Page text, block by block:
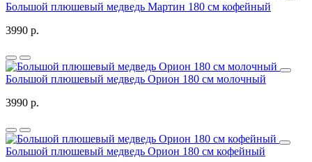
Большой плюшевый медведь Мартин 180 см кофейный
3990 р.
Большой плюшевый медведь Орион 180 см молочный
3990 р.
Большой плюшевый медведь Орион 180 см кофейный